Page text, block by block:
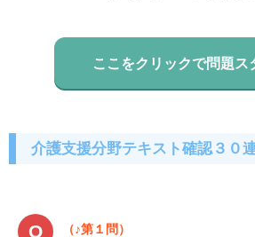
ここをクリックで問題ス
介護支援分野テキスト確認３０
（♪第１問）